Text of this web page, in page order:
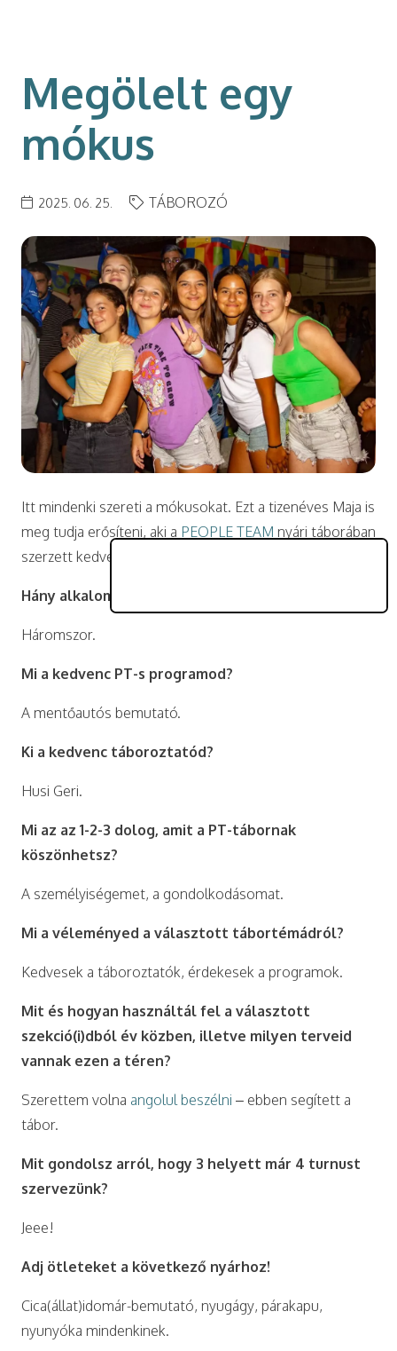
Megölelt egy
mókus
2025. 06. 25. TÁBOROZÓ
Itt mindenki szereti a mókusokat. Ezt a tizenéves Maja is
meg tudja erősíteni, aki a PEOPLE TEAM nyári táborában
szerzett kedves emlékeiről mesélt nekünk.
Hány alkalommal voltál PEOPLE TEAM-táborban?
Háromszor.
Mi a kedvenc PT-s programod?
A mentőautós bemutató.
Ki a kedvenc táboroztatód?
Husi Geri.
Mi az az 1-2-3 dolog, amit a PT-tábornak
köszönhetsz?
A személyiségemet, a gondolkodásomat.
Mi a véleményed a választott tábortémádról?
Kedvesek a táboroztatók, érdekesek a programok.
Mit és hogyan használtál fel a választott
szekció(i)dból év közben, illetve milyen terveid
vannak ezen a téren?
Szerettem volna angolul beszélni – ebben segített a
tábor.
Mit gondolsz arról, hogy 3 helyett már 4 turnust
szervezünk?
Jeee!
Adj ötleteket a következő nyárhoz!
Cica(állat)idomár-bemutató, nyugágy, párakapu,
nyunyóka mindenkinek.